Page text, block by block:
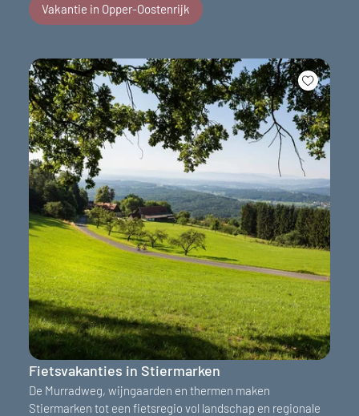
Vakantie in Opper-Oostenrijk
Fietsvakanties in Stiermarken
De Murradweg, wijngaarden en thermen maken
Stiermarken tot een fietsregio vol landschap en regionale